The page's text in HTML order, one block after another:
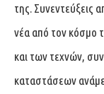
της. Συνεντεύξεις
νέα από τον κόσμο
και των τεχνών,
καταστάσεων